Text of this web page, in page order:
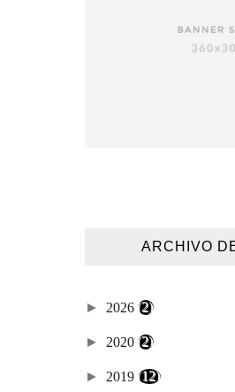
ARCHIVO
► 2026 (2)
► 2020 (2)
► 2019 (12)